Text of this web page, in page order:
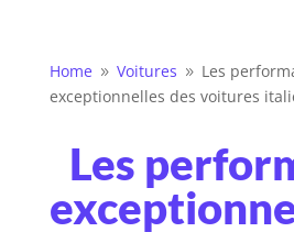
Home 9 Voitures 9 Les
exceptionnelles des voitures
Les